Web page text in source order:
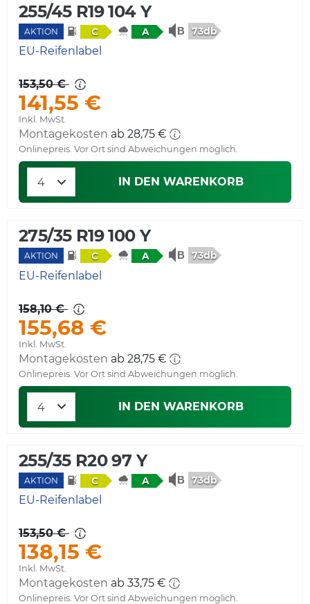
255/45 R19 104 Y
AKTION C A 73db
EU-Reifenlabel
153,50 €
141,55 €
Inkl. MwSt.
Montagekosten ab 28,75 €
Onlinepreis. Vor Ort sind Abweichungen möglich.
IN DEN WARENKORB
275/35 R19 100 Y
AKTION C A 73db
EU-Reifenlabel
158,10 €
155,68 €
Inkl. MwSt.
Montagekosten ab 28,75 €
Onlinepreis. Vor Ort sind Abweichungen möglich.
IN DEN WARENKORB
255/35 R20 97 Y
AKTION C A 73db
EU-Reifenlabel
153,50 €
138,15 €
Inkl. MwSt.
Montagekosten ab 33,75 €
Onlinepreis. Vor Ort sind Abweichungen möglich.